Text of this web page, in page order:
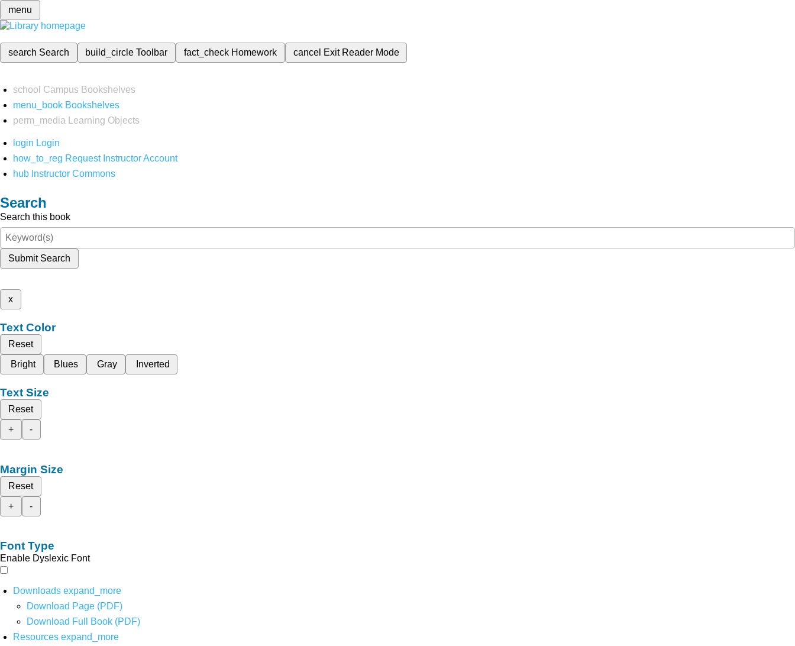
menu
search Search build_circleToolbar fact_check Homework cancel Exit Reader Mode
school Campus Bookshelves
menu_book Bookshelves
perm_media
Learning Objects
login Login
how_to_reg Request Instructor Account
hub Instructor Commons
Search
Search this book
Submit Search
x
Text Color
Reset
Bright
Blues Gray Inverted
Text Size
Reset
+
-
Margin Size
Reset
+
-
Font Type
Enable Dyslexic Font
Downloads expand_more
Download Page (PDF)
Download Full Book (PDF)
Resources expand_more